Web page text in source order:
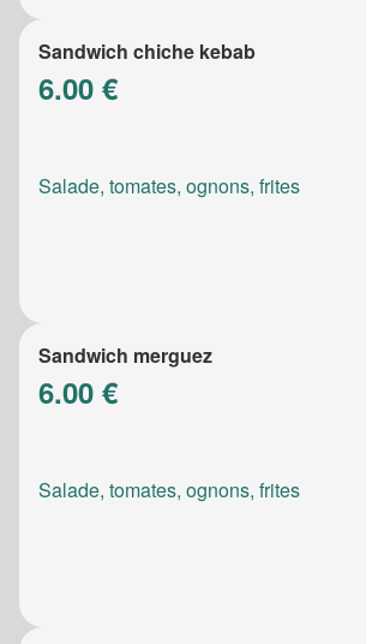
Sandwich chiche kebab
6.00 €
Salade, tomates, ognons, frites
Sandwich merguez
6.00 €
Salade, tomates, ognons, frites